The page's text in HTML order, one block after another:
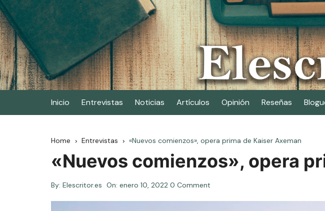
Skip
to
content
Elescritor.es
El periódico digital de los escritores
Inicio Entrevistas Noticias Artículos Opinión Reseñas
Home Entrevistas «Nuevos comienzos», opera prima de Kaiser Axeman
«Nuevos comienzos», opera
By: Elescritor.es On: enero 10, 2022 0 Comment